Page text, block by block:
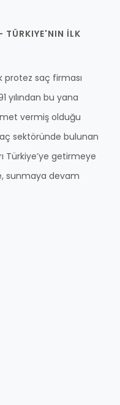
TÜRKIYE'NIN İLK
protez saç firması
yılından bu yana
vermiş olduğu
sektöründe bulunan
Türkiye’ye getirmeye
sunmaya devam